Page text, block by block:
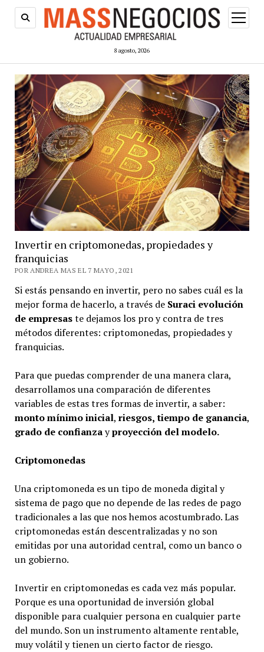
8 agosto, 2026
abrir
menú
Invertir en criptomonedas, propiedades y
franquicias
POR ANDREA MAS EL 7 MAYO, 2021
Si estás pensando en invertir, pero no sabes cuál es la
mejor forma de hacerlo, a través de Suraci evolución
de empresaste dejamos los pro y contra de tres
métodos diferentes: criptomonedas, propiedades y
franquicias.
Para que puedas comprender de una manera clara,
desarrollamos una comparación de diferentes
variables de estas tres formas de invertir, a saber:
monto mínimo inicial, riesgos, tiempo de ganancia,
grado de confianzayproyección del modelo.
Criptomonedas
Una criptomoneda es un tipo de moneda digital y
sistema de pago que no depende de las redes de pago
tradicionales a las que nos hemos acostumbrado. Las
criptomonedas están descentralizadas y no son
emitidas por una autoridad central, como un banco o
un gobierno.
Invertir en criptomonedas es cada vez más popular.
Porque es una oportunidad de inversión global
disponible para cualquier persona en cualquier parte
del mundo. Son un instrumento altamente rentable,
muy volátil y tienen un cierto factor de riesgo.